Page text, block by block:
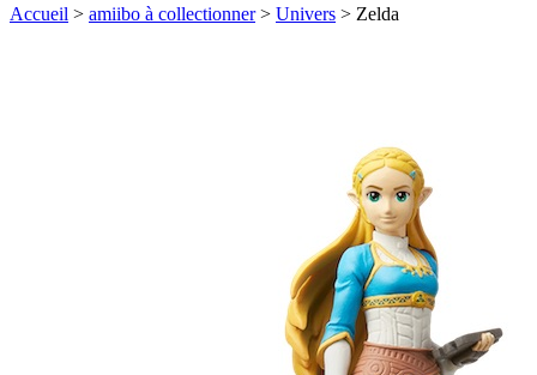
Accueil > amiibo à collectionner> Univers > Zelda